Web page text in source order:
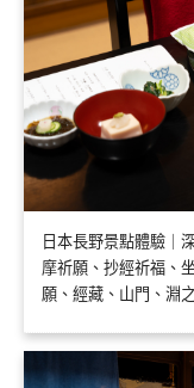
日本長野景點體驗｜
摩祈願、抄經祈福、
願、經藏、山門、淵